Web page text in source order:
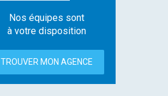
Nos équipes sont
à votre disposition
TROUVER MON AGENCE